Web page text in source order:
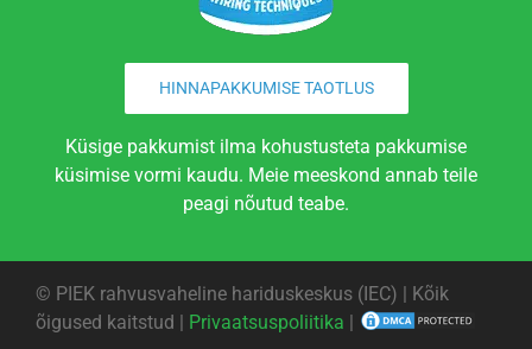
HINNAPAKKUMISE TAOTLUS
Küsige pakkumist ilma kohustusteta pakkumise
küsimise vormi kaudu. Meie meeskond annab teile
peagi nõutud teabe.
© PIEK rahvusvaheline hariduskeskus (IEC) | Kõik
õigused kaitstud | Privaatsuspoliitika |